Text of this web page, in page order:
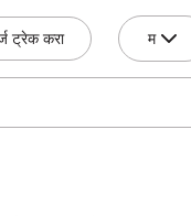
ट्रेक करा म